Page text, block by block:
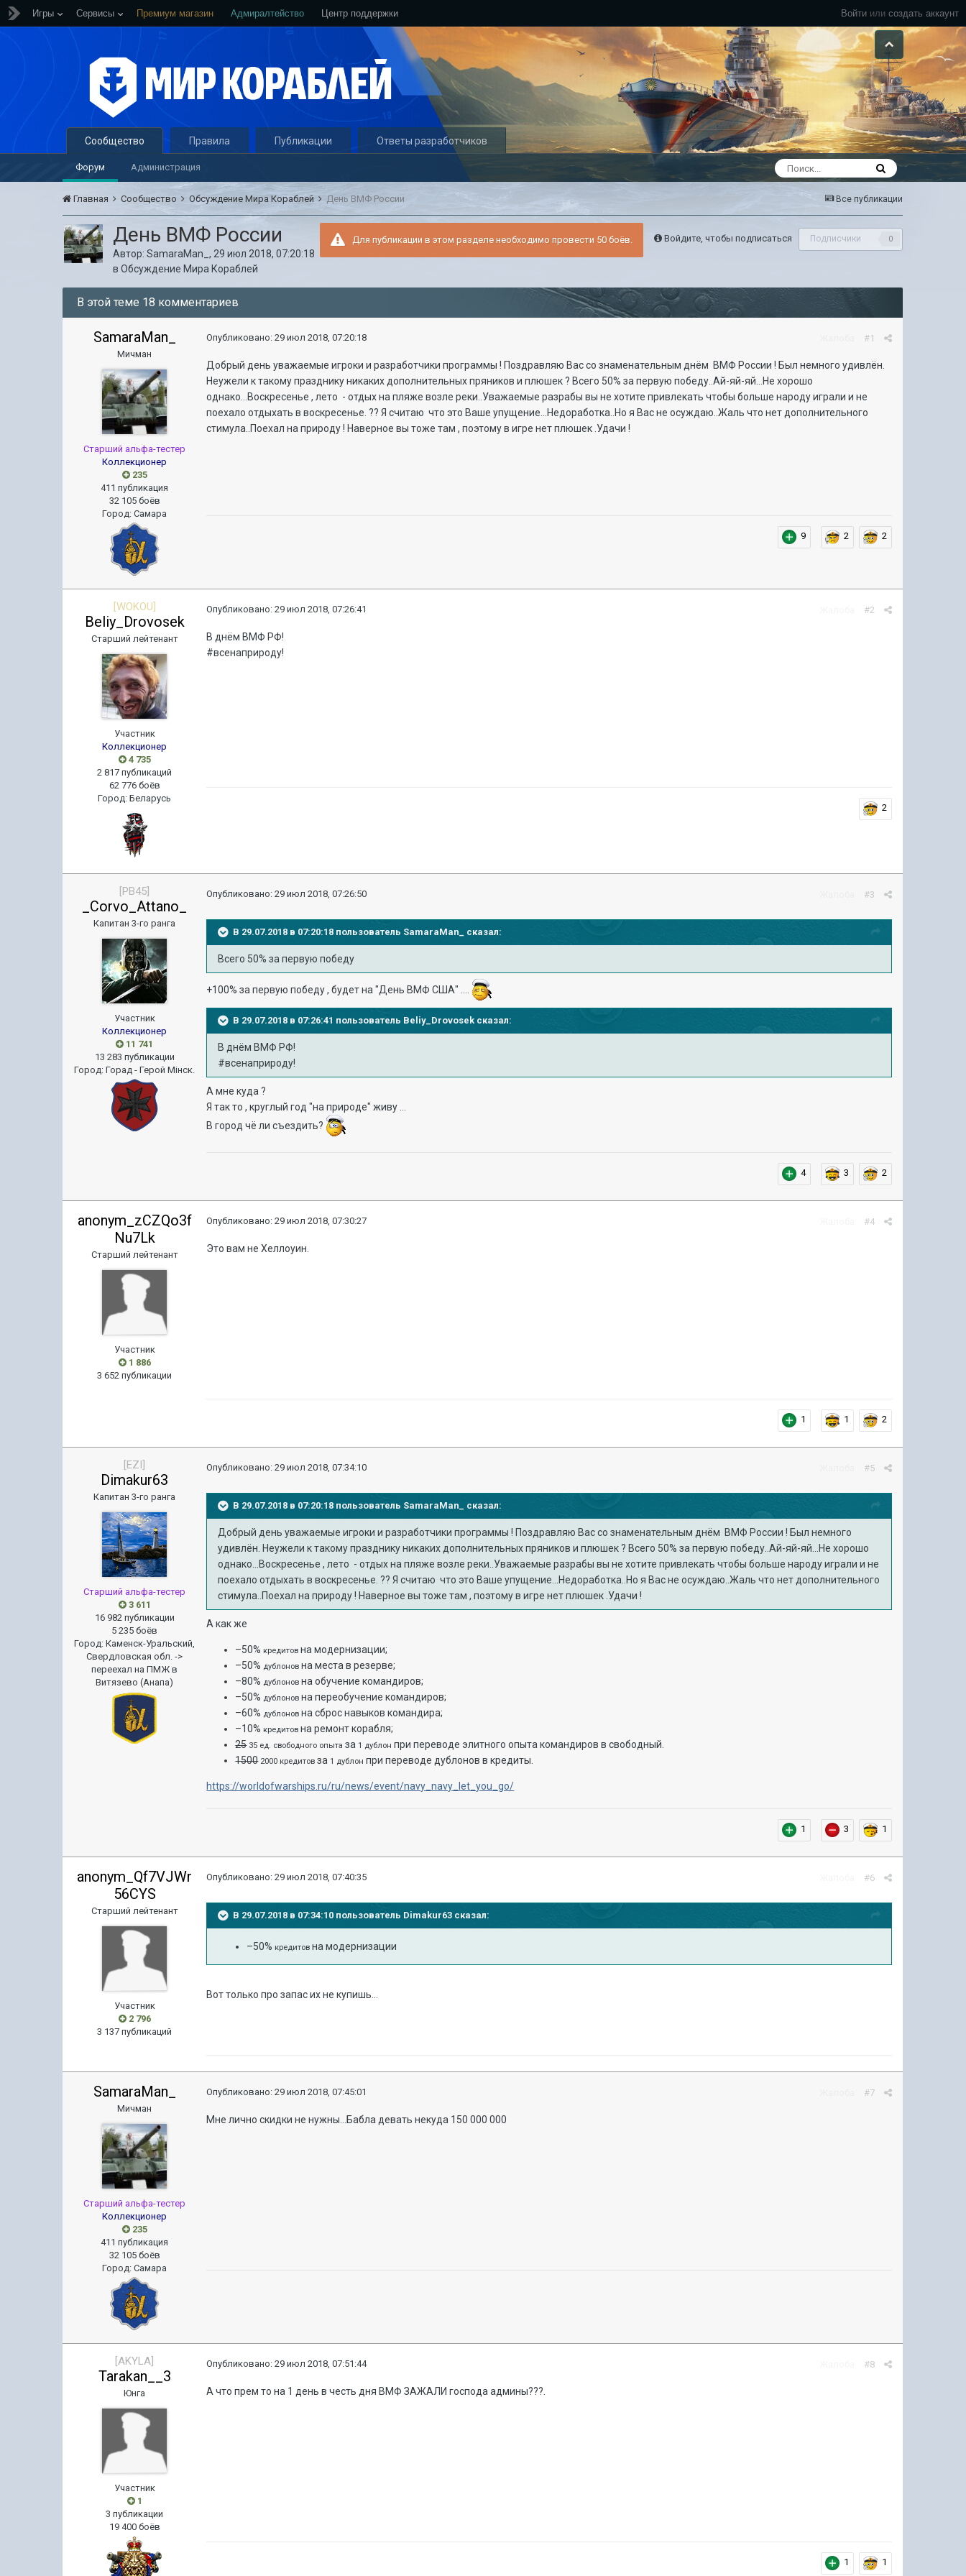
Войти или создать аккаунт
Игры Сервисы Премиум магазин Адмиралтейство Центр поддержки
Сообщество
Форум Администрация
Правила Публикации Ответы разработчиков
Все публикации
Главная Сообщество Обсуждение Мира Кораблей День ВМФ России
Войдите, чтобы подписаться Подписчики 0
Для публикации в этом разделе необходимо провести 50 боёв.
День ВМФ России
Автор:SamaraMan_, 29 июл 2018, 07:20:18
вОбсуждение Мира Кораблей
В этой теме 18 комментариев
SamaraMan_
Мичман
Старший альфа-тестер
Коллекционер
235
411 публикация
32 105 боёв
Город:Самара
#1
Опубликовано:29 июл 2018, 07:20:18
Добрый день уважаемые игроки и разработчики программы ! Поздравляю Вас со знаменательным днём ВМФ России ! Был немного удивлён.
Неужели к такому празднику никаких дополнительных пряников и плюшек ? Всего 50% за первую победу..Ай-яй-яй...Не хорошо
однако...Воскресенье , лето - отдых на пляже возле реки..Уважаемые разрабы вы не хотите привлекать чтобы больше народу играли и не
поехало отдыхать в воскресенье. ?? Я считаю что это Ваше упущение...Недоработка..Но я Вас не осуждаю..Жаль что нет дополнительного
стимула..Поехал на природу ! Наверное вы тоже там , поэтому в игре нет плюшек .Удачи !
9 2 2
[WOKOU]
Beliy_Drovosek
Старший лейтенант
Участник
Коллекционер
4 735
2 817 публикаций
62 776 боёв
Город:Беларусь
#2
Опубликовано:29 июл 2018, 07:26:41
В днём ВМФ РФ!
#всенаприроду!
2
[PB45]
_Corvo_Attano_
Капитан 3-го ранга
Участник
Коллекционер
11 741
13 283 публикации
Город:Горад - Герой Мiнск.
#3
Опубликовано:29 июл 2018, 07:26:50
В 29.07.2018 в 07:20:18 пользователь SamaraMan_ сказал:
Всего 50% за первую победу
+100% за первую победу , будет на "День ВМФ США" ....
В 29.07.2018 в 07:26:41 пользователь Beliy_Drovosek сказал:
В днём ВМФ РФ!
#всенаприроду!
А мне куда ?
Я так то , круглый год "на природе" живу ...
В город чё ли съездить?
4 3 2
anonym_zCZQo3f
Nu7Lk
Старший лейтенант
Участник
1 886
3 652 публикации
#4
Опубликовано:29 июл 2018, 07:30:27
Это вам не Хеллоуин.
1 1 2
[EZI]
Dimakur63
Капитан 3-го ранга
Старший альфа-тестер
3 611
16 982 публикации
5 235 боёв
Город:Каменск-Уральский,
Свердловская обл. ->
переехал на ПМЖ в
Витязево (Анапа)
#5
Опубликовано:29 июл 2018, 07:34:10
В 29.07.2018 в 07:20:18 пользователь SamaraMan_ сказал:
Добрый день уважаемые игроки и разработчики программы ! Поздравляю Вас со знаменательным днём ВМФ России ! Был немного
удивлён. Неужели к такому празднику никаких дополнительных пряников и плюшек ? Всего 50% за первую победу..Ай-яй-яй...Не хорошо
однако...Воскресенье , лето - отдых на пляже возле реки..Уважаемые разрабы вы не хотите привлекать чтобы больше народу играли и не
поехало отдыхать в воскресенье. ?? Я считаю что это Ваше упущение...Недоработка..Но я Вас не осуждаю..Жаль что нет дополнительного
стимула..Поехал на природу ! Наверное вы тоже там , поэтому в игре нет плюшек .Удачи !
А как же
–50% кредитов на модернизации;
–50% дублонов на места в резерве;
–80% дублонов на обучение командиров;
–50% дублонов на переобучение командиров;
–60% дублонов на сброс навыков командира;
–10% кредитов на ремонт корабля;
25 35 ед. свободного опыта за 1 дублон при переводе элитного опыта командиров в свободный.
1500 2000 кредитов за 1 дублон при переводе дублонов в кредиты.
https://worldofwarships.ru/ru/news/event/navy_navy_let_you_go/
1 3 1
anonym_Qf7VJWr
56CYS
Старший лейтенант
Участник
2 796
3 137 публикаций
#6
Опубликовано:29 июл 2018, 07:40:35
В 29.07.2018 в 07:34:10 пользователь Dimakur63 сказал:
–50% кредитов на модернизации
Вот только про запас их не купишь...
SamaraMan_
Мичман
Старший альфа-тестер
Коллекционер
235
411 публикация
32 105 боёв
Город:Самара
#7
Опубликовано:29 июл 2018, 07:45:01
Мне лично скидки не нужны...Бабла девать некуда 150 000 000
[AKYLA]
Tarakan__3
Юнга
Участник
1
3 публикации
19 400 боёв
#8
Опубликовано:29 июл 2018, 07:51:44
А что прем то на 1 день в честь дня ВМФ ЗАЖАЛИ господа админы???.
1 1